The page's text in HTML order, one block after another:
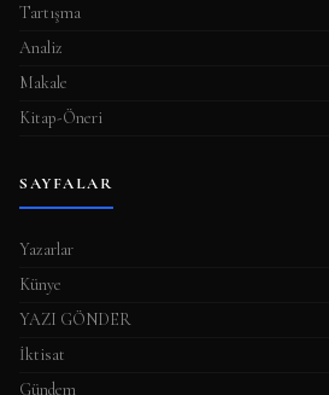
Tartışma
Analiz
Makale
Kitap-Öneri
SAYFALAR
Yazarlar
Künye
YAZI GÖNDER
İktisat
Gündem